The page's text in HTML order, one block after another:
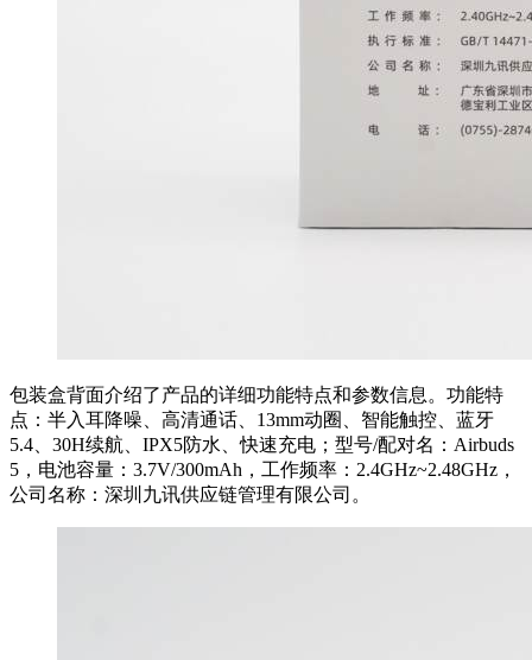
包装盒背面介绍了产品的详细功能特点和参数信息。功能特
点：半入耳降噪、高清通话、13mm动圈、智能触控、蓝牙
5.4、30H续航、IPX5防水、快速充电；型号/配对名：Airbuds
5，电池容量：3.7V/300mAh，工作频率：2.4GHz~2.48GHz，
公司名称：深圳九讯供应链管理有限公司。